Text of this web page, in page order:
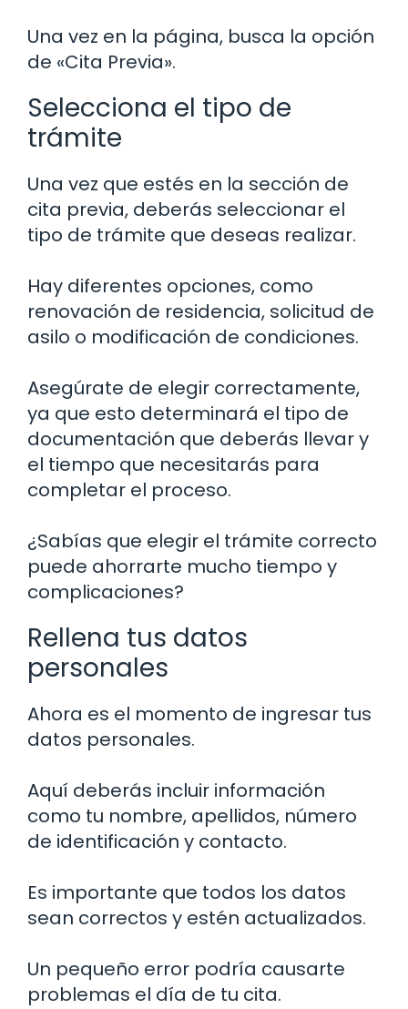
Una vez en la página, busca la opción
de «Cita Previa».
Selecciona el tipo de
trámite
Una vez que estés en la sección de
cita previa, deberás seleccionar el
tipo de trámite que deseas realizar.
Hay diferentes opciones, como
renovación de residencia, solicitud de
asilo o modificación de condiciones.
Asegúrate de elegir correctamente,
ya que esto determinará el tipo de
documentación que deberás llevar y
el tiempo que necesitarás para
completar el proceso.
¿Sabías que elegir el trámite correcto
puede ahorrarte mucho tiempo y
complicaciones?
Rellena tus datos
personales
Ahora es el momento de ingresar tus
datos personales.
Aquí deberás incluir información
como tu nombre, apellidos, número
de identificación y contacto.
Es importante que todos los datos
sean correctos y estén actualizados.
Un pequeño error podría causarte
problemas el día de tu cita.